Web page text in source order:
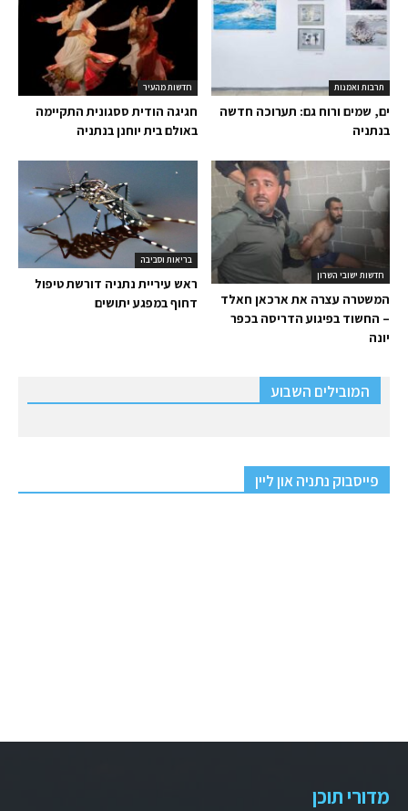
חדשות מהעיר
חגיגה הודית ססגונית התקיימה
באולם בית יוחנן בנתניה
תרבות ואמנות
ים, שמים ורוח גם: תערוכה חדשה
בנתניה
בריאות וסביבה
ראש עיריית נתניה דורשת טיפול
דחוף במפגע יתושים
חדשות ישובי השרון
המשטרה עצרה את ארכאן חאלד
– החשוד בפיגוע הדריסה בכפר
יונה
המובילים השבוע
פייסבוק נתניה און ליין
מדורי תוכן